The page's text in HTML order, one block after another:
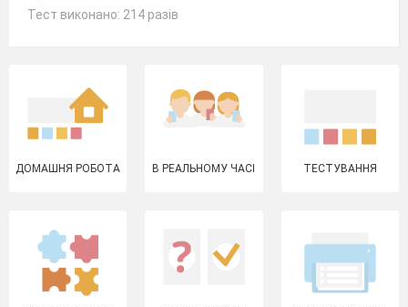
Тест виконано: 214 разів
ДОМАШНЯ РОБОТА В РЕАЛЬНОМУ ЧАСІ ТЕСТУВАННЯ